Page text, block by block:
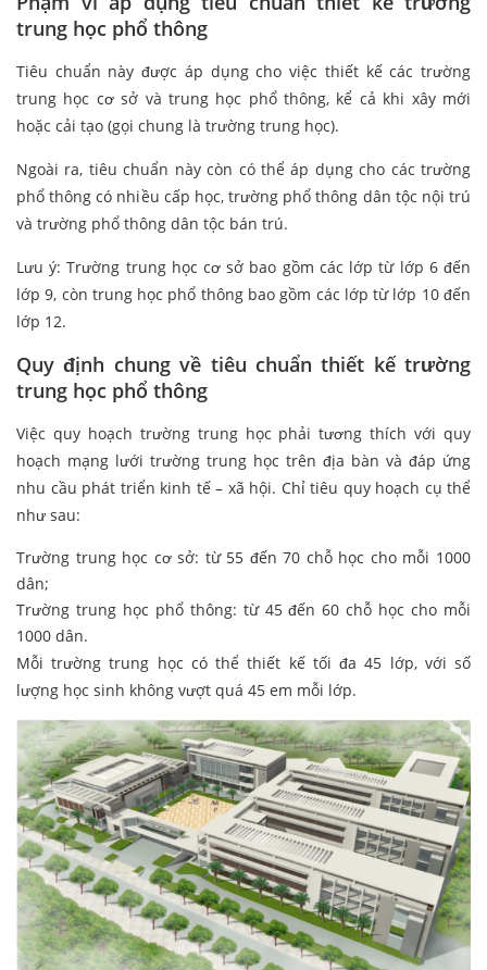
trung học phổ thông
Tiêu chuẩn này được áp dụng cho việc thiết kế các trường
trung học cơ sở và trung học phổ thông, kể cả khi xây mới
hoặc cải tạo (gọi chung là trường trung học).
Ngoài ra, tiêu chuẩn này còn có thể áp dụng cho các trường
phổ thông có nhiều cấp học, trường phổ thông dân tộc nội trú
và trường phổ thông dân tộc bán trú.
Lưu ý: Trường trung học cơ sở bao gồm các lớp từ lớp 6 đến
lớp 9, còn trung học phổ thông bao gồm các lớp từ lớp 10 đến
lớp 12.
Quy định chung về tiêu chuẩn thiết kế trường
trung học phổ thông
Việc quy hoạch trường trung học phải tương thích với quy
hoạch mạng lưới trường trung học trên địa bàn và đáp ứng
nhu cầu phát triển kinh tế – xã hội. Chỉ tiêu quy hoạch cụ thể
như sau:
Trường trung học cơ sở: từ 55 đến 70 chỗ học cho mỗi 1000
dân;
Trường trung học phổ thông: từ 45 đến 60 chỗ học cho mỗi
1000 dân.
Mỗi trường trung học có thể thiết kế tối đa 45 lớp, với số
lượng học sinh không vượt quá 45 em mỗi lớp.